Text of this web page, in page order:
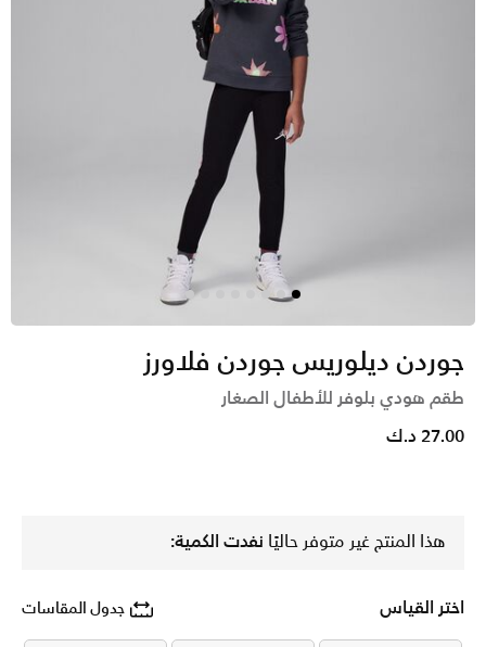
جوردن ديلوريس جوردن فلاورز
طقم هودي بلوفر للأطفال الصغار
27.00 د.ك
هذا المنتج غير متوفر حاليًا نفدت الكمية:
اختر القياس جدول المقاسات